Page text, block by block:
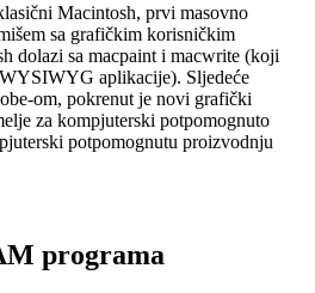
Macintosh, prvi masovno
sa grafičkim korisničkim
dolazi sa macpaint i macwrite (koji
aplikacije). Sljedeće
om, pokrenut je novi grafički
za kompjuterski potpomognuto
potpomognutu proizvodnju
programa